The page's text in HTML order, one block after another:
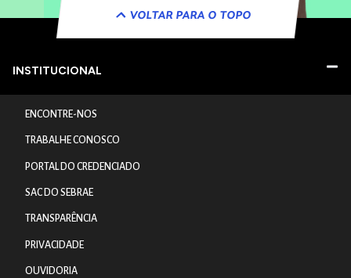
VOLTAR PARA O TOPO
INSTITUCIONAL
ENCONTRE-NOS
TRABALHE CONOSCO
PORTAL DO CREDENCIADO
SAC DO SEBRAE
TRANSPARÊNCIA
PRIVACIDADE
OUVIDORIA